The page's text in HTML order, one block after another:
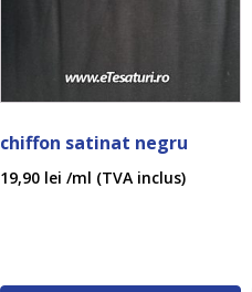
chiffon satinat negru
19,90 lei /ml (TVA inclus)